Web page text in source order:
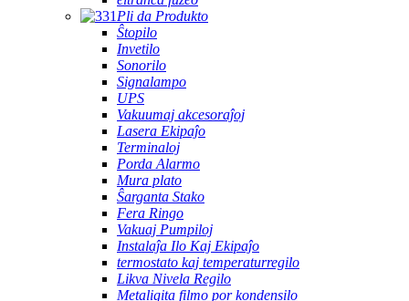
Pli da Produkto
Ŝtopilo
Invetilo
Sonorilo
Signalampo
UPS
Vakuumaj akcesoraĵoj
Lasera Ekipaĵo
Terminaloj
Porda Alarmo
Mura plato
Ŝarganta Stako
Fera Ringo
Vakuaj Pumpiloj
Instalaĵa Ilo Kaj Ekipaĵo
termostato kaj temperaturregilo
Likva Nivela Regilo
Metaligita filmo por kondensilo